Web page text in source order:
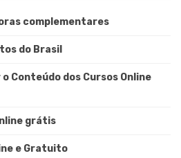
complementares
do Brasil
Conteúdo dos Cursos Online
grátis
e Gratuito